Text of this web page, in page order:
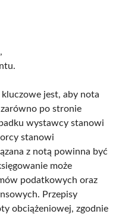
jest, aby nota
po stronie
wystawcy stanowi
stanowi
z notą powinna być
może
podatkowych oraz
Przepisy
obciążeniowej, zgodnie